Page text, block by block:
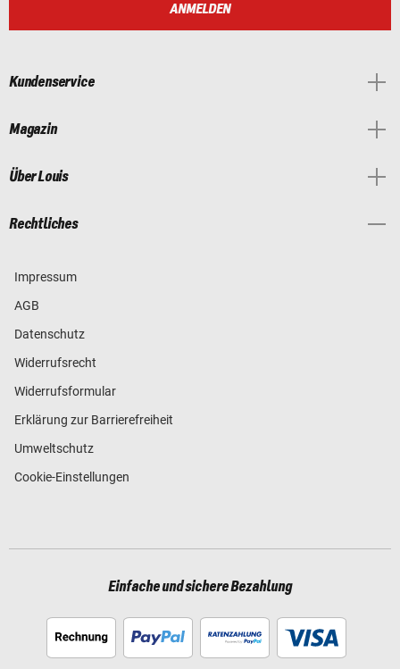
ANMELDEN
Kundenservice
Magazin
Über Louis
Rechtliches
Impressum
AGB
Datenschutz
Widerrufsrecht
Widerrufsformular
Erklärung zur Barrierefreiheit
Umweltschutz
Cookie-Einstellungen
Einfache und sichere Bezahlung